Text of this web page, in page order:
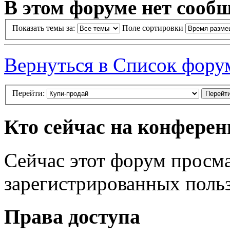
В этом форуме нет
Показать темы за: Поле сортировки
Вернуться в Список
Перейти:
Кто сейчас на
Сейчас этот форум
зарегистрированных
Права доступа